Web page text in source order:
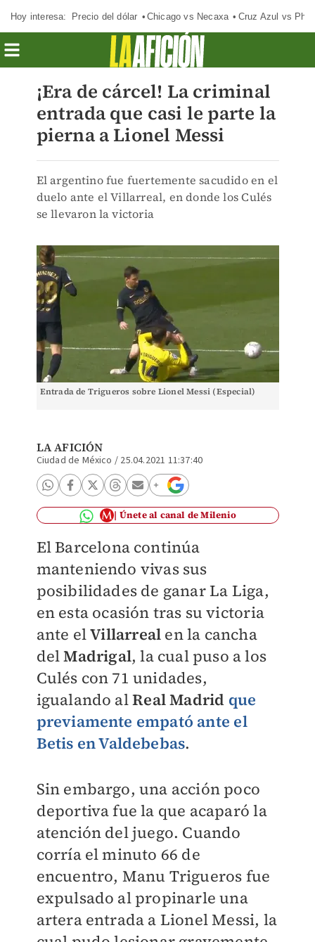
Hoy interesa: Precio del dólar Chicago vs Necaxa Cruz Azul vs
¡Era de cárcel! La criminal
entrada que casi le parte la
pierna a Lionel Messi
El argentino fue fuertemente sacudido en el
duelo ante el Villarreal, en donde los Culés
se llevaron la victoria
Entrada de Trigueros sobre Lionel Messi (Especial)
LA AFICIÓN
Ciudad de México / 25.04.2021 11:37:40
Únete al canal de Milenio
El Barcelona continúa
manteniendo vivas sus
posibilidades de ganar La Liga,
en esta ocasión tras su victoria
ante elVillarreal en la cancha
delMadrigal, la cual puso a los
Culés con 71 unidades,
igualando alReal Madrid que
previamente empató ante el
Betis en Valdebebas.
Sin embargo, una acción poco
deportiva fue la que acaparó la
atención del juego. Cuando
corría el minuto 66 de
encuentro, Manu Trigueros fue
expulsado al propinarle una
artera entrada a Lionel Messi, la